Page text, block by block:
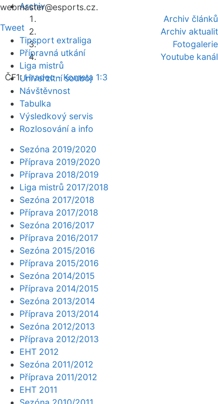
Archiv
Archiv článků
Archiv aktualit
Fotogalerie
Youtube kanál
ČF1:Hradec - Kometa 1:3
webmaster@esports.cz.
Tweet
Tipsport extraliga
Přípravná utkání
Liga mistrů
Univerzitní souboj
Návštěvnost
Tabulka
Výsledkový servis
Rozlosování a info
Sezóna 2019/2020
Příprava 2019/2020
Příprava 2018/2019
Liga mistrů 2017/2018
Sezóna 2017/2018
Příprava 2017/2018
Sezóna 2016/2017
Příprava 2016/2017
Sezóna 2015/2016
Příprava 2015/2016
Sezóna 2014/2015
Příprava 2014/2015
Sezóna 2013/2014
Příprava 2013/2014
Sezóna 2012/2013
Příprava 2012/2013
EHT 2012
Sezóna 2011/2012
Příprava 2011/2012
EHT 2011